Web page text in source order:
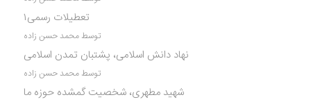
تعطیلات رسمی۱
توسط محمد حسن زاده
نهاد دانش اسلامی، پشتبان تمدن اسلامی
توسط محمد حسن زاده
شهید مطهری، شخصیت گمشده حوزه ما